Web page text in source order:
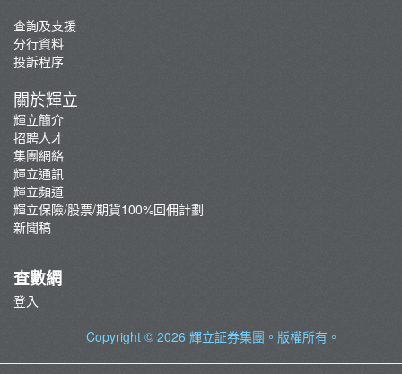
查詢及支援
分行資料
投訴程序
關於輝立
輝立簡介
招聘人才
集團網絡
輝立通訊
輝立頻道
輝立保險/股票/期貨100%回佣計劃
新聞稿
查數網
登入
Copyright © 2026 輝立証券集團 。版權所有。